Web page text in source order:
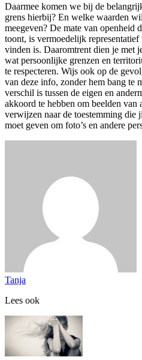
Daarmee komen we bij de
grens hierbij? En welke waarden
meegeven? De mate van openheid
toont, is vermoedelijk
vinden is. Daaromtrent dien je met
wat persoonlijke grenzen en
te respecteren. Wijs ook op de
van deze info, zonder hem bang te
verschil is tussen de eigen en
akkoord te hebben om beelden van
verwijzen naar de toestemming die
moet geven om foto’s en andere
Tanja
Lees ook